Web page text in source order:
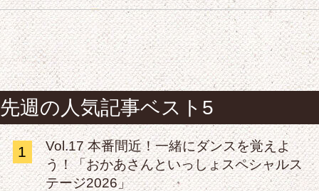
先週の人気記事ベスト5
1
Vol.17 本番間近！一緒にダンスを覚えよ
う！「おかあさんといっしょスペシャルス
テージ2026」